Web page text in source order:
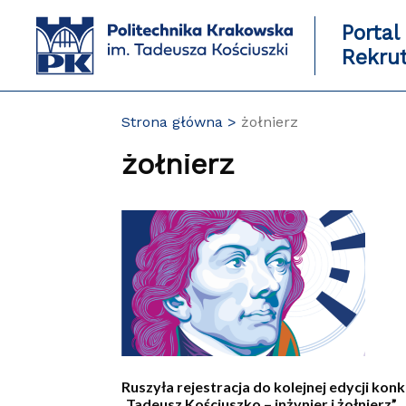
zawartości
strony
Portal
Strona główna żołnierz
żołnierz
Ruszyła rejestracja do kolejnej edycji